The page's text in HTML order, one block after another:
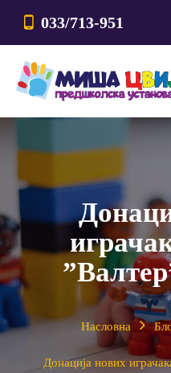
033/713-951
Насловна
Донација нових